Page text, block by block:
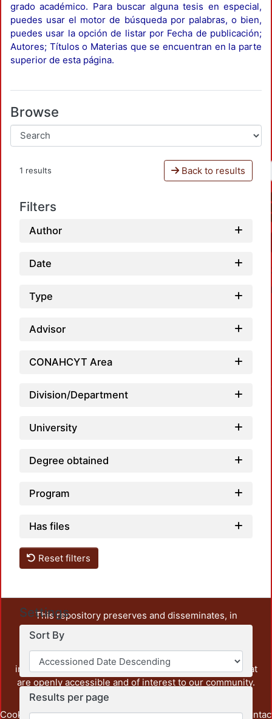
grado académico. Para buscar alguna tesis en especial,
puedes usar el motor de búsqueda por palabras, o bien,
puedes usar la opción de listar por Fecha de publicación;
Autores; Títulos o Materias que se encuentran en la parte
superior de esta página.
Browse
1 results Back to results
Filters
Author
Date
Type
Advisor
CONAHCYT Area
Division/Department
University
Degree obtained
Program
Has files
Reset filters
Settings
Sort By
Results per page
This repository preserves and disseminates, in
unrestricted open access, the teaching and research
output of UAM Azcapotzalco. It also includes some
administrative and graphic documents from the
institution, as well as content from other institutions that
are openly accessible and of interest to our community.
Cookie Privacy End User Send